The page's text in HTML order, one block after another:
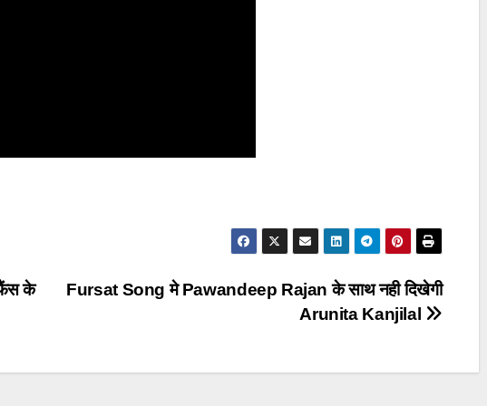
Fursat Song मे Pawandeep Rajan के साथ नही दिखेगी
Arunita Kanjilal
के